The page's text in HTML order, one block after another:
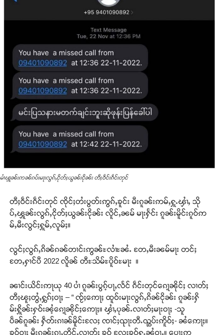
မၢႆၾူၼ်းဢၼ်ၵပ်းမႃးလွၵ်ႇငိုတ်ႈယွၼ်းငိုၼ်း တီႈဝဵင်းၵဵင်းတုင်
တီႈဝဵင်းၵဵင်းတုင် ၸိုင်ႈတႆးပွတ်းဢွၵ်ႇၶူင်း မီးၵူၼ်းဢမ်ႇႁူႉၾၢႆႇ သို
ပ်ႇၾူၼ်းလွၵ်ႇငိုတ်ႈယွၼ်းငိုၼ်း လိူင်ႇၼမ် မႃးႁႅင်း ၵူၼ်းမိူင်းၵူဝ်ဢ
မ်ႇမီးလွင်ႈႁူမ်ႇလူမ်ႈ။
လွင်ႈလွၵ်ႇၵိၼ်ၵၼ်တၢင်းဢွၼ်ႊလၢႆႊၼႆႉ တႄႇမီးၼမ်မႃး တင်ႈ
တႄႇႁၢင်ပီ 2022 လိူၼ် တီႊသိမ်ႊပိူဝ်ႊမႃး ။
ၼၢင်းယိင်းဢႃယု 40 ပၢႆ ၵူၼ်းပွၵ့်ပႃႇလႅင် ၵဵင်းတုင်ၵေႃ့ၼိုင်ႈ လၢတ်ႈ
တီႈၽူႈတွႆႇႁွၵ်ႈဝႃႈ – “ ၸႂ်ႈဢေႃႈ ထူဝ်းမႃးလွၵ်ႇၵိၼ်ငိုၼ်း ၵူၼ်းႁိ
မ်းႁိူၼ်းႁဝ်းၼႆ့ၵေႃ့ၼိုင်ႈဢေႃႈ။ ၾၢႆႇပုၼ်ႉလၢတ်ႈမႃးဝႃႈ -သူ
ပဵၼ်ၵူၼ်း ႁဵတ်းၵၢၼ်မိူင်းလႄႈ ၸၢင်ႈၺႃးတီႉၺွပ်းဢိူဝ်ႈ- ၼႆဢေႃႈ။
ၶဝ်ဝႃႈ မီးၵူၼ်းၵႂႃႇတိူင်ႇလၢတ်ႈ ၶဝ် လႄႈၶဝ်ႁူႉၼႆဝႃႇ။ ပေႃးဢ